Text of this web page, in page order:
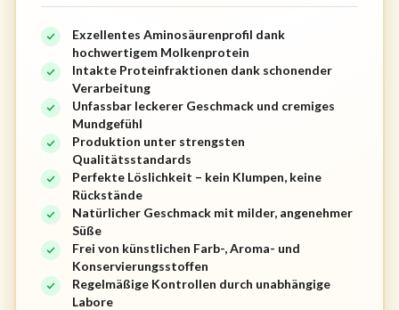
Exzellentes Aminosäurenprofil dank
hochwertigem Molkenprotein
Intakte Proteinfraktionen dank schonender
Verarbeitung
Unfassbar leckerer Geschmack und cremiges
Mundgefühl
Produktion unter strengsten
Qualitätsstandards
Perfekte Löslichkeit – kein Klumpen, keine
Rückstände
Natürlicher Geschmack mit milder, angenehmer
Süße
Frei von künstlichen Farb-, Aroma- und
Konservierungsstoffen
Regelmäßige Kontrollen durch unabhängige
Labore